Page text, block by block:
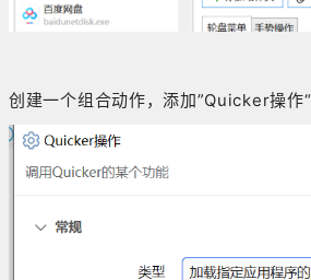
创建一个组合动作，添加”Quicker操作